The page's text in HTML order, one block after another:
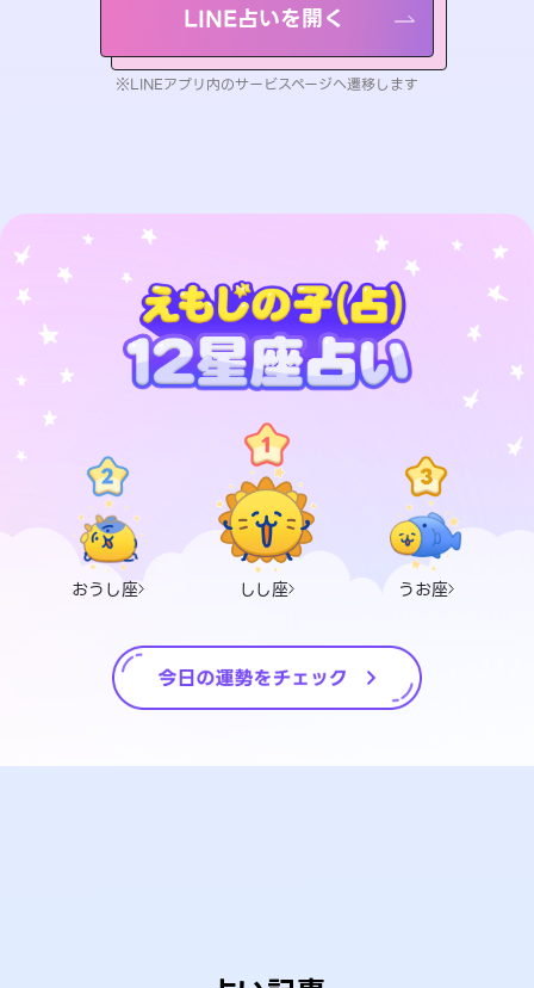
LINE占いを開く
※LINEアプリ内のサービスページへ遷移します
おうし座 しし座 うお座